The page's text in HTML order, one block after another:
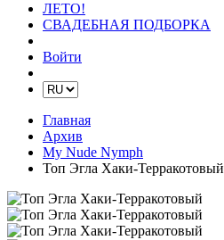
ЛЕТО!
СВАДЕБНАЯ ПОДБОРКА
Войти
Главная
Архив
My Nude Nymph
Топ Эгла Хаки-Терракотовый